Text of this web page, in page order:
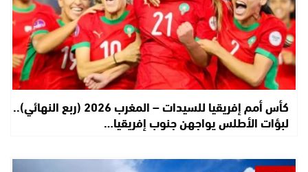
كأس أمم إفريقيا للسيدات – المغرب 2026 (ربع النهائي)..
لبؤات الأطلس يواجهن جنوب إفريقيا…